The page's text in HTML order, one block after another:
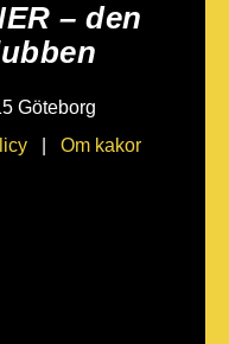
– den
Göteborg
| Om kakor